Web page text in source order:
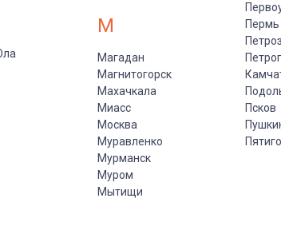
М
Магадан
Магнитогорск
Махачкала
Миасс
Москва
Муравленко
Мурманск
Муром
Мытищи
Пермь
Псков